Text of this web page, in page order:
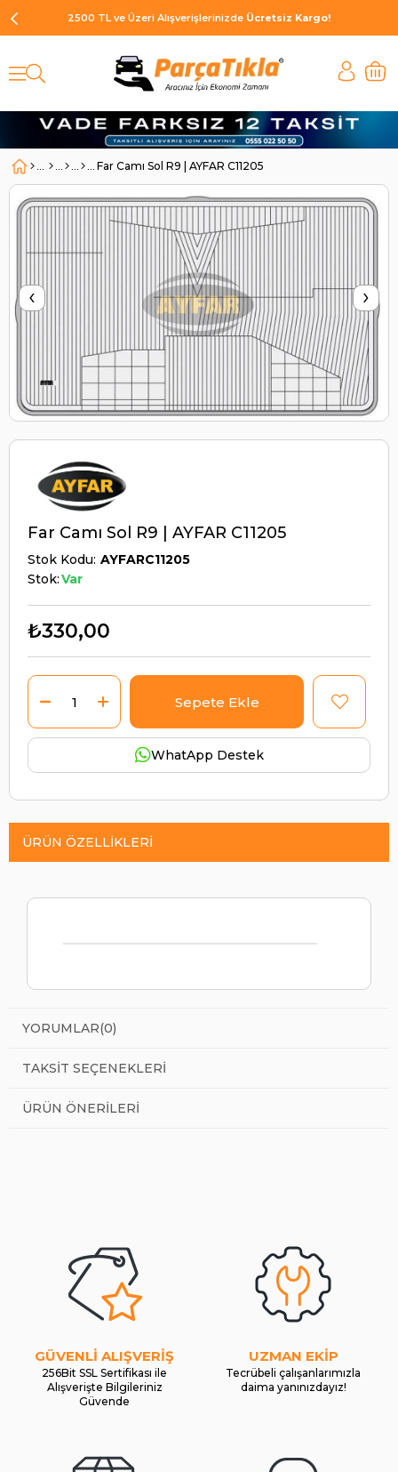
2500 TL ve Üzeri Alışverişlerinizde Ücretsiz Kargo!
Far Camı Sol R9 | AYFAR C11205
‹ ›
Far Camı Sol R9 | AYFAR C11205
Stok Kodu AYFARC11205
Stok:Var
₺330,00
WhatApp Destek
ÜRÜN ÖZELLIKLERI
YORUMLAR(0)
TAKSIT SEÇENEKLERI
ÜRÜN ÖNERILERI
GÜVENLİ ALIŞVERİŞ
256Bit SSL Sertifikası ile
Alışverişte Bilgileriniz
Güvende
UZMAN EKİP
Tecrübeli çalışanlarımızla
daima yanınızdayız!